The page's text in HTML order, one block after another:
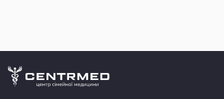
CENTRMED: Задай питання лікарю онлайн